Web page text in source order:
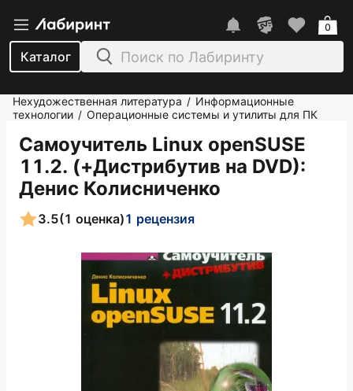
Каталог
0
Нехудожественная литература / Информационные
технологии / Операционные системы и утилиты для ПК
Самоучитель Linux openSUSE
11.2. (+Дистрибутив на DVD):
Денис Колисниченко
3.5(1 оценка)1 рецензия